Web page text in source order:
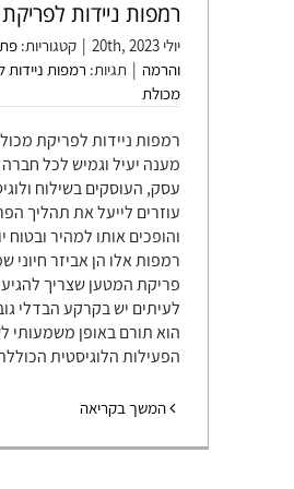
רמפות ניידות
יולי 20th, 2023 | קטגוריות:
והרמה | תגיות: רמפות ניידות
מכולת
רמפות ניידות לפריקת
מענה יעיל וגמיש לכל חברה
עסק, העוסקים בשילוח
עוזרים לייעל את תהליך
והופכים אותו למהיר ובטוח
רמפות אלו הן אביזר חיוני
פריקת המטען שצריך להגיע
לעיתים יש בקרקע הבדלי
הוא תורם באופן משמעותי
הפעילות הלוגיסטית
המשך בקריאה